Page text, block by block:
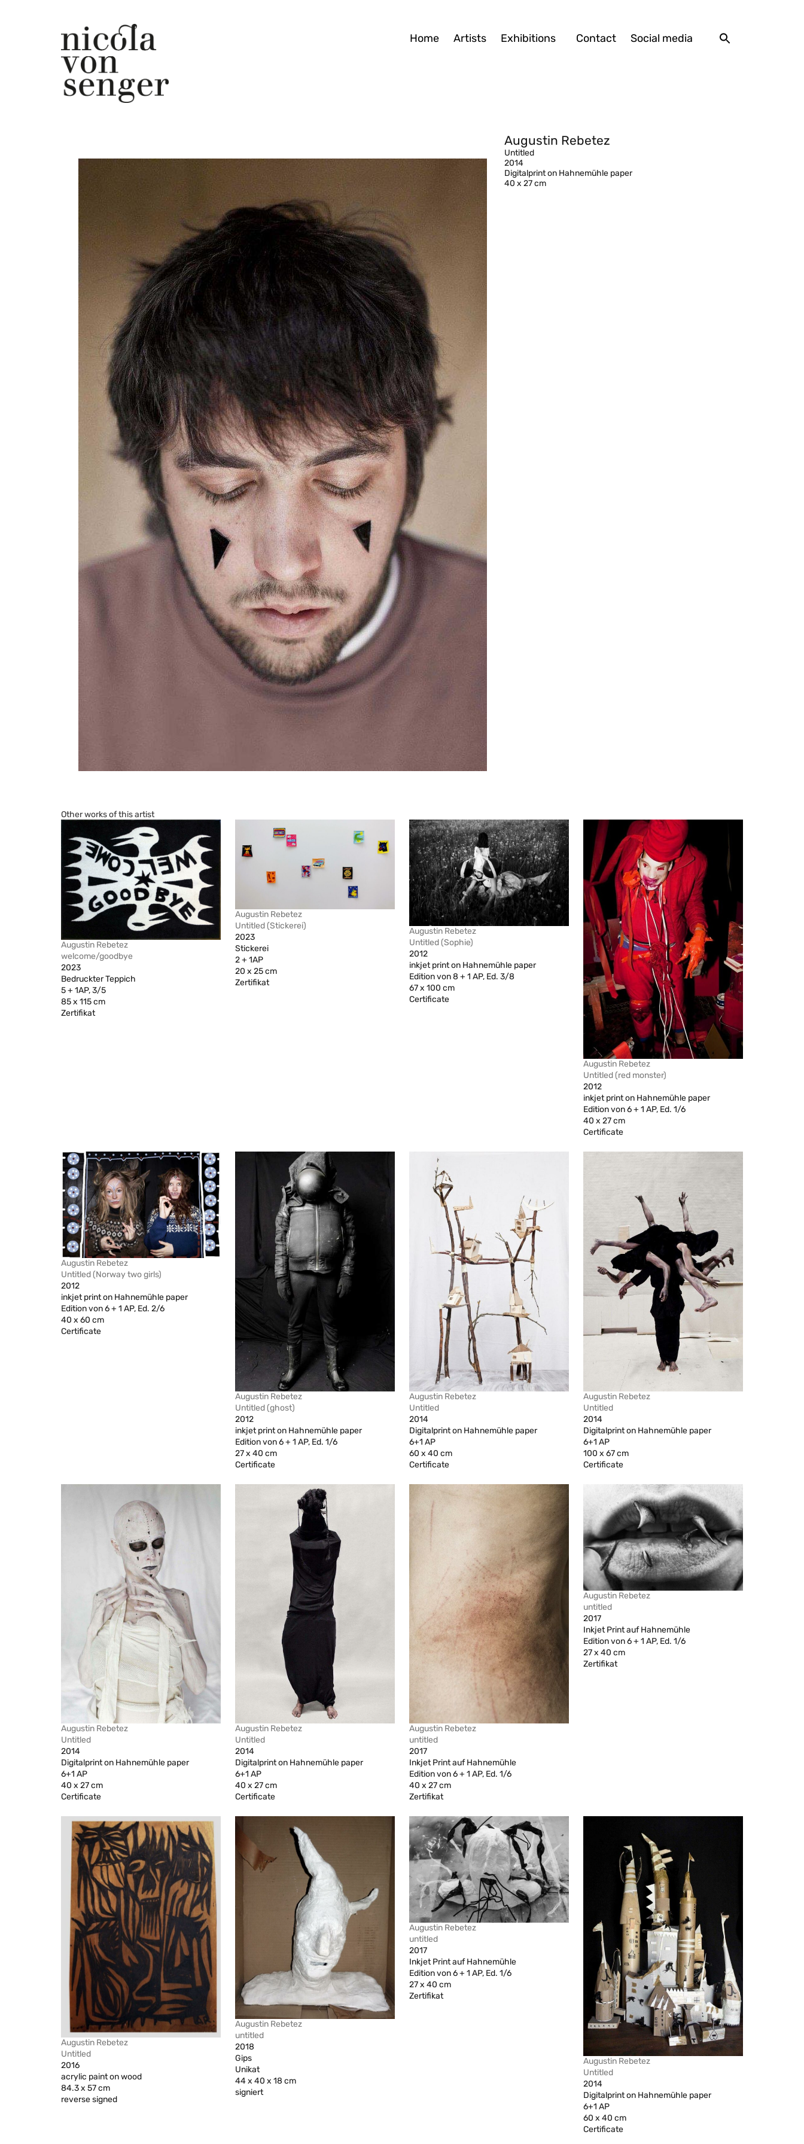
Home Artists Exhibitions Contact Social media
Augustin Rebetez
Untitled
2014
Digitalprint on Hahnemühle paper
40 x 27 cm
Other works of this artist
Augustin Rebetez
welcome/goodbye
2023
Bedruckter Teppich
5 + 1AP, 3/5
85 x 115 cm
Zertifikat
Augustin Rebetez
Untitled (Stickerei)
2023
Stickerei
2 + 1AP
20 x 25 cm
Zertifikat
Augustin Rebetez
Untitled (Sophie)
2012
inkjet print on Hahnemühle paper
Edition von 8 + 1 AP, Ed. 3/8
67 x 100 cm
Certificate
Augustin Rebetez
Untitled (red monster)
2012
inkjet print on Hahnemühle paper
Edition von 6 + 1 AP, Ed. 1/6
40 x 27 cm
Certificate
Augustin Rebetez
Untitled (Norway two girls)
2012
inkjet print on Hahnemühle paper
Edition von 6 + 1 AP, Ed. 2/6
40 x 60 cm
Certificate
Augustin Rebetez
Untitled (ghost)
2012
inkjet print on Hahnemühle paper
Edition von 6 + 1 AP, Ed. 1/6
27 x 40 cm
Certificate
Augustin Rebetez
Untitled
2014
Digitalprint on Hahnemühle paper
6+1 AP
60 x 40 cm
Certificate
Augustin Rebetez
Untitled
2014
Digitalprint on Hahnemühle paper
6+1 AP
100 x 67 cm
Certificate
Augustin Rebetez
Untitled
2014
Digitalprint on Hahnemühle paper
6+1 AP
40 x 27 cm
Certificate
Augustin Rebetez
Untitled
2014
Digitalprint on Hahnemühle paper
6+1 AP
40 x 27 cm
Certificate
Augustin Rebetez
untitled
2017
Inkjet Print auf Hahnemühle
Edition von 6 + 1 AP, Ed. 1/6
40 x 27 cm
Zertifikat
Augustin Rebetez
untitled
2017
Inkjet Print auf Hahnemühle
Edition von 6 + 1 AP, Ed. 1/6
27 x 40 cm
Zertifikat
Augustin Rebetez
Untitled
2016
acrylic paint on wood
84.3 x 57 cm
reverse signed
Augustin Rebetez
untitled
2018
Gips
Unikat
44 x 40 x 18 cm
signiert
Augustin Rebetez
untitled
2017
Inkjet Print auf Hahnemühle
Edition von 6 + 1 AP, Ed. 1/6
27 x 40 cm
Zertifikat
Augustin Rebetez
Untitled
2014
Digitalprint on Hahnemühle paper
6+1 AP
60 x 40 cm
Certificate